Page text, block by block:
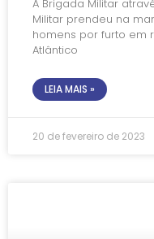
A Brigada Militar
Militar prendeu na
homens por furto em
Atlântico
LEIA MAIS »
20 de fevereiro de 2023